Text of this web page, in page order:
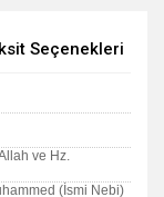
Seçenekleri
ve Hz.
(İsmi Nebi)